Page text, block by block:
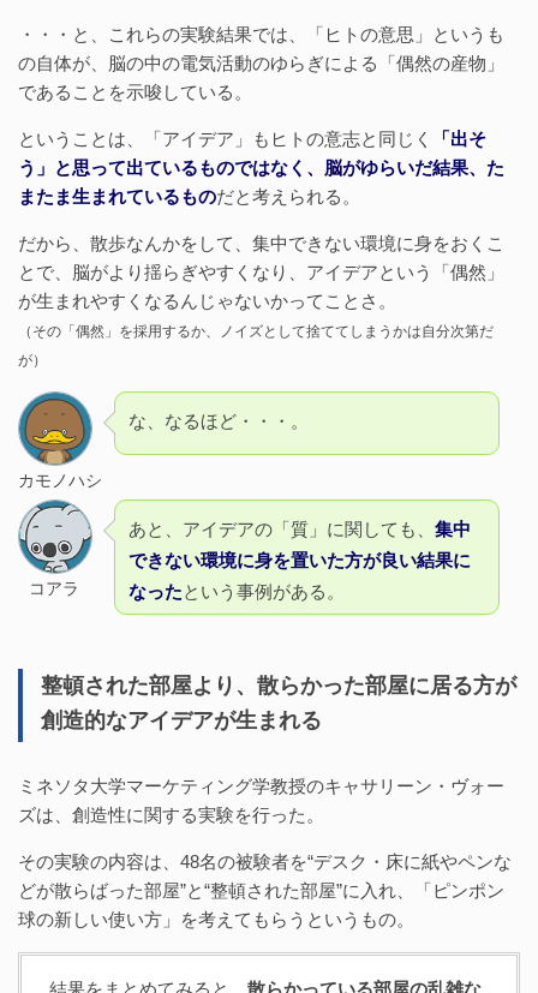
・・・と、これらの実験結果では、「ヒトの意思」というも
の自体が、脳の中の電気活動のゆらぎによる「偶然の産物」
であることを示唆している。
ということは、「アイデア」もヒトの意志と同じく
「出そ
う」と思って出ているものではなく、脳がゆらいだ結果、た
またま生まれているものだと考えられる。
だから、散歩なんかをして、集中できない環境に身をおくこ
とで、脳がより揺らぎやすくなり、アイデアという「偶然」
が生まれやすくなるんじゃないかってことさ。
（その「偶然」を採用するか、ノイズとして捨ててしまうかは自分次第だ
が）
カモノハシ
な、なるほど・・・。
コアラ
あと、アイデアの「質」に関しても、 集中
できない環境に身を置いた方が良い結果に
なったという事例がある。
整頓された部屋より、散らかった部屋に居る方が
創造的なアイデアが生まれる
ミネソタ大学マーケティング学教授のキャサリーン・ヴォー
ズは、創造性に関する実験を行った。
その実験の内容は、48名の被験者を“デスク・床に紙やペンな
どが散らばった部屋”と“整頓された部屋”に入れ、「ピンポン
球の新しい使い方」を考えてもらうというもの。
結果をまとめてみると、 散らかっている部屋の乱雑な